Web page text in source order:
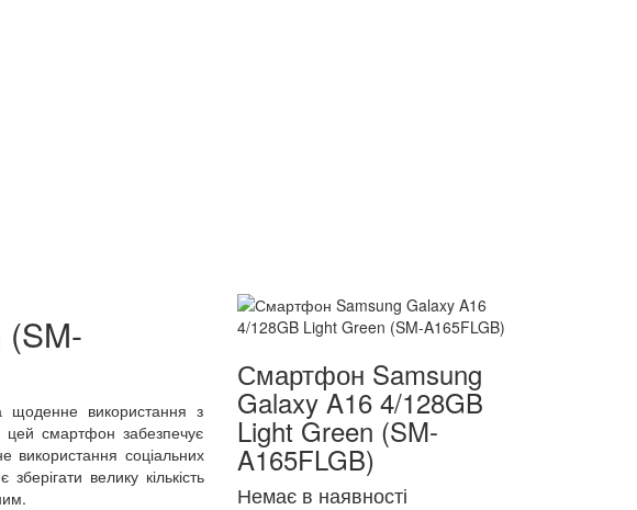
використання з
цей смартфон забезпечує
використання соціальних
велику кількість
Смартфон Samsung
Galaxy A16 4/128GB
Light Green (SM-
A165FLGB)
Немає в наявності